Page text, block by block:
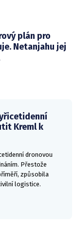
plán pro
Netanjahu jej
Kreml k
dronovou
Přestože
způsobila
logistice.